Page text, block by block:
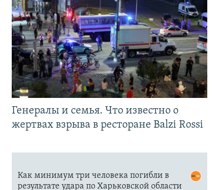
Генералы и семья. Что известно о
жертвах взрыва в ресторане Balzi Rossi